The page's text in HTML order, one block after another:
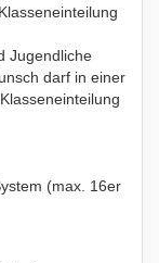
Jugendliche
darf in einer
(max. 16er